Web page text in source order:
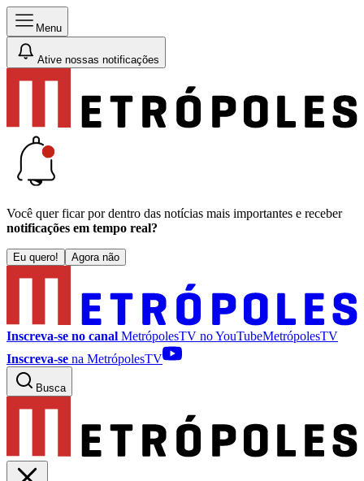
Menu
Ative nossas notificações
Você quer ficar por dentro das notícias mais importantes e receber
notificações em tempo real?
Eu quero! Agora não
Inscreva-se no canal MetrópolesTV noYouTubeMetrópolesTV
Inscreva-se na MetrópolesTV
Busca